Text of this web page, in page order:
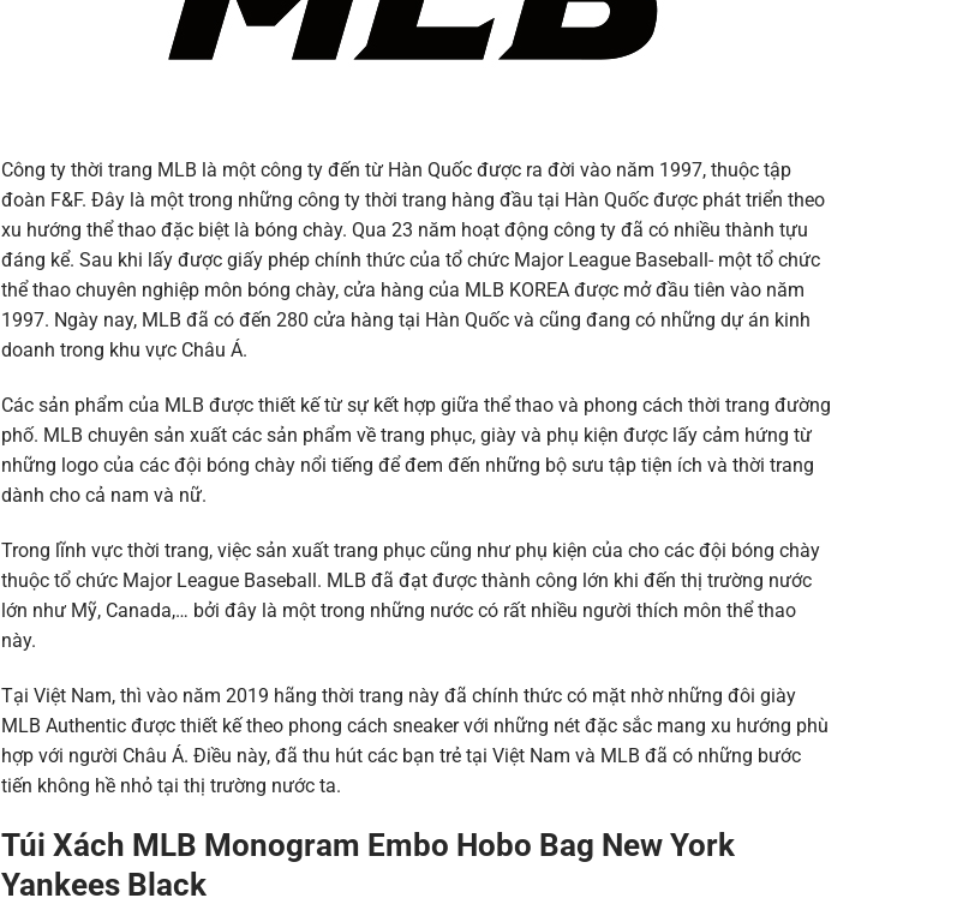
Công ty thời trang MLB là một công ty đến từ Hàn Quốc được ra đời vào năm 1997, thuộc tập
đoàn F&F. Đây là một trong những công ty thời trang hàng đầu tại Hàn Quốc được phát triển theo
xu hướng thể thao đặc biệt là bóng chày. Qua 23 năm hoạt động công ty đã có nhiều thành tựu
đáng kể. Sau khi lấy được giấy phép chính thức của tổ chức Major League Baseball- một tổ chức
thể thao chuyên nghiệp môn bóng chày, cửa hàng của MLB KOREA được mở đầu tiên vào năm
1997. Ngày nay, MLB đã có đến 280 cửa hàng tại Hàn Quốc và cũng đang có những dự án kinh
doanh trong khu vực Châu Á.
Các sản phẩm của MLB được thiết kế từ sự kết hợp giữa thể thao và phong cách thời trang đường
phố. MLB chuyên sản xuất các sản phẩm về trang phục, giày và phụ kiện được lấy cảm hứng từ
những logo của các đội bóng chày nổi tiếng để đem đến những bộ sưu tập tiện ích và thời trang
dành cho cả nam và nữ.
Trong lĩnh vực thời trang, việc sản xuất trang phục cũng như phụ kiện của cho các đội bóng chày
thuộc tổ chức Major League Baseball. MLB đã đạt được thành công lớn khi đến thị trường nước
lớn như Mỹ, Canada,… bởi đây là một trong những nước có rất nhiều người thích môn thể thao
này.
Tại Việt Nam, thì vào năm 2019 hãng thời trang này đã chính thức có mặt nhờ những đôi giày
MLB Authentic được thiết kế theo phong cách sneaker với những nét đặc sắc mang xu hướng phù
hợp với người Châu Á. Điều này, đã thu hút các bạn trẻ tại Việt Nam và MLB đã có những bước
tiến không hề nhỏ tại thị trường nước ta.
Túi Xách MLB Monogram Embo Hobo Bag New York
Yankees Black